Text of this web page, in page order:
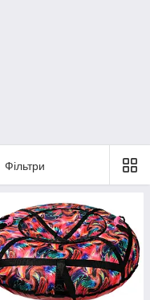
мангала:
впливу погодних
з товщиною стінок не
вугілля, якщо глибина
виріб,
30 до 35 діб.
Фільтри